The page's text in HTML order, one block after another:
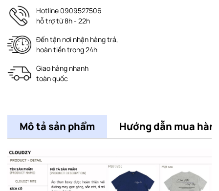
Hotline 0909527506
hỗ trợ từ 8h - 22h
Đến tận nơi nhận hàng trả,
hoàn tiền trong 24h
Giao hàng nhanh
toàn quốc
Mô tả sản phẩm Hướng dẫn mua